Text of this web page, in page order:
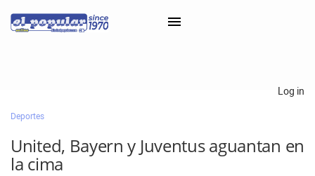
Classifieds
Categorías
Log in
Deportes
United, Bayern y Juventus aguantan en
la cima